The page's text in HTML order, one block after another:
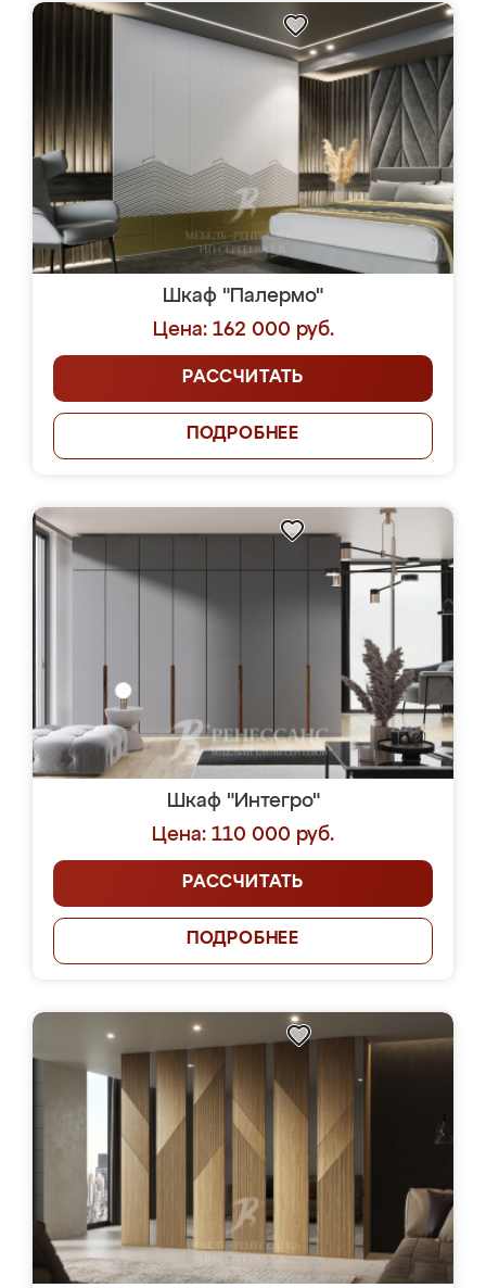
Шкаф "Палермо"
Цена: 162 000 руб.
РАССЧИТАТЬ
ПОДРОБНЕЕ
Шкаф "Интегро"
Цена: 110 000 руб.
РАССЧИТАТЬ
ПОДРОБНЕЕ